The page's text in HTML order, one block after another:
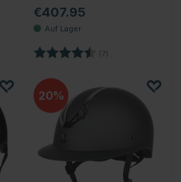
€407.95
Bewertung: (7)
20